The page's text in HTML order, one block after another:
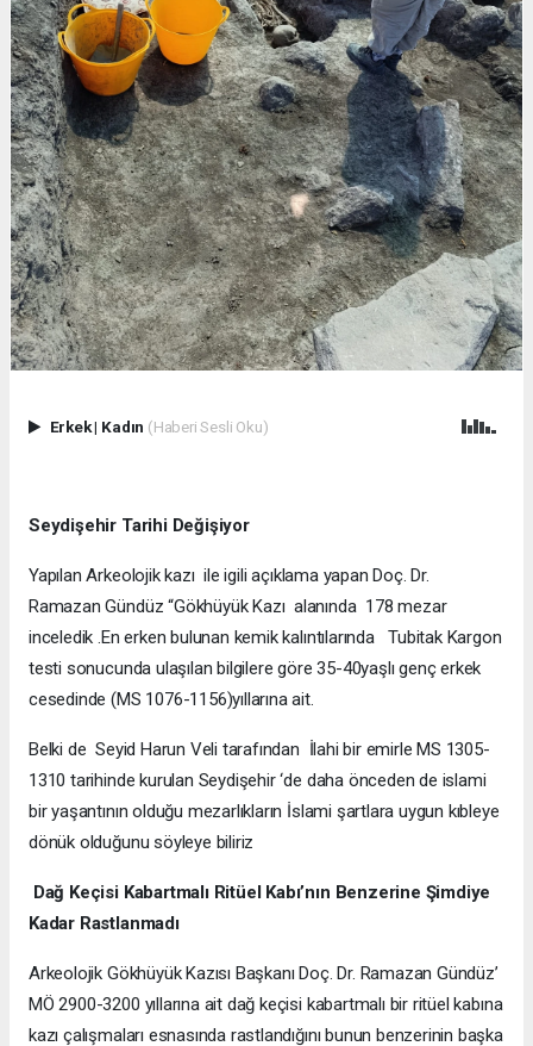
Erkek| Kadın (Haberi Sesli Oku)
Seydişehir Tarihi Değişiyor
Yapılan Arkeolojik kazı ile igili açıklama yapan Doç. Dr.
Ramazan Gündüz “Gökhüyük Kazı alanında 178 mezar
inceledik .En erken bulunan kemik kalıntılarında Tubitak Kargon
testi sonucunda ulaşılan bilgilere göre 35-40yaşlı genç erkek
cesedinde (MS 1076-1156)yıllarına ait.
Belki de Seyid Harun Veli tarafından İlahi bir emirle MS 1305-
1310 tarihinde kurulan Seydişehir ‘de daha önceden de islami
bir yaşantının olduğu mezarlıkların İslami şartlara uygun kıbleye
dönük olduğunu söyleye biliriz
Dağ Keçisi Kabartmalı Ritüel Kabı’nın Benzerine Şimdiye
Kadar Rastlanmadı
Arkeolojik Gökhüyük Kazısı Başkanı Doç. Dr. Ramazan Gündüz’
MÖ 2900-3200 yıllarına ait dağ keçisi kabartmalı bir ritüel kabına
kazı çalışmaları esnasında rastlandığını bunun benzerinin başka